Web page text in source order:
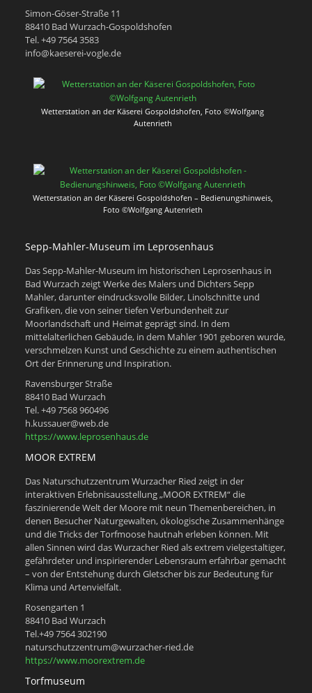
Simon-Göser-Straße 11
88410 Bad Wurzach-Gospoldshofen
Tel. +49 7564 3583
info@kaeserei-vogle.de
Wetterstation an der Käserei Gospoldshofen, Foto ©Wolfgang
Autenrieth
Wetterstation an der Käserei Gospoldshofen – Bedienungshinweis,
Foto ©Wolfgang Autenrieth
Sepp-Mahler-Museum im Leprosenhaus
Das Sepp-Mahler-Museum im historischen Leprosenhaus in
Bad Wurzach zeigt Werke des Malers und Dichters Sepp
Mahler, darunter eindrucksvolle Bilder, Linolschnitte und
Grafiken, die von seiner tiefen Verbundenheit zur
Moorlandschaft und Heimat geprägt sind. In dem
mittelalterlichen Gebäude, in dem Mahler 1901 geboren wurde,
verschmelzen Kunst und Geschichte zu einem authentischen
Ort der Erinnerung und Inspiration.
Ravensburger Straße
88410 Bad Wurzach
Tel. +49 7568 960496
h.kussauer@web.de
https://www.leprosenhaus.de
MOOR EXTREM
Das Naturschutzzentrum Wurzacher Ried zeigt in der
interaktiven Erlebnisausstellung „MOOR EXTREM“ die
faszinierende Welt der Moore mit neun Themenbereichen, in
denen Besucher Naturgewalten, ökologische Zusammenhänge
und die Tricks der Torfmoose hautnah erleben können. Mit
allen Sinnen wird das Wurzacher Ried als extrem vielgestaltiger,
gefährdeter und inspirierender Lebensraum erfahrbar gemacht
– von der Entstehung durch Gletscher bis zur Bedeutung für
Klima und Artenvielfalt.
Rosengarten 1
88410 Bad Wurzach
Tel.+49 7564 302190
naturschutzzentrum@wurzacher-ried.de
https://www.moorextrem.de
Torfmuseum